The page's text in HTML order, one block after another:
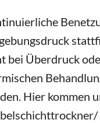
bei Überdruck
Hier kommen